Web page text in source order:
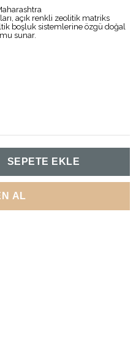
açık renkli zeolitik matriks
boşluk sistemlerine özgü doğal
sunar.